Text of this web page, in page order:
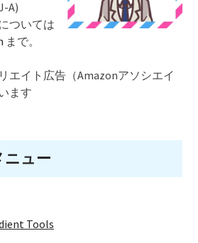
A)
ついては
まで。
エイト広告（Amazonアソシエイ
ます
ニュー
Tools